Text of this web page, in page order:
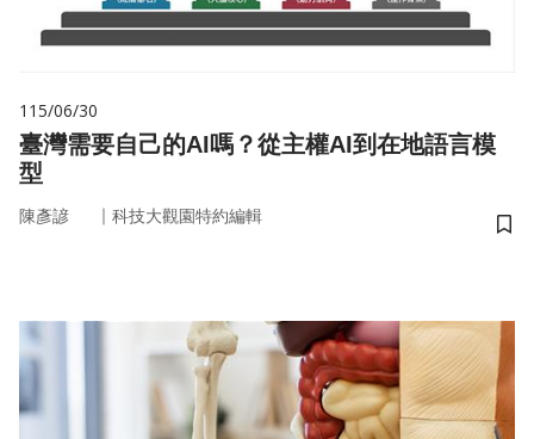
115/06/30
臺灣需要自己的AI嗎？從主權AI到在地語言模
型
陳彥諺 ｜ 科技大觀園特約編輯
儲